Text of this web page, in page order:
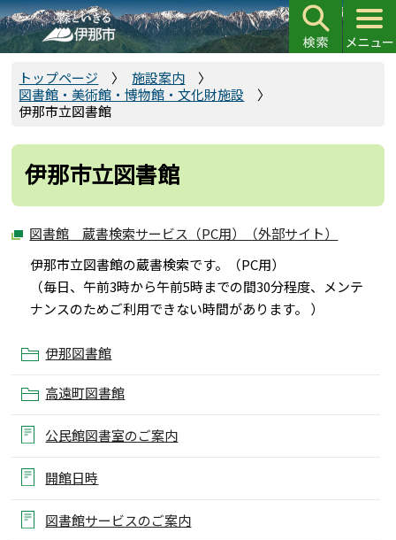
こ
の
ペ
先
トップページ
施設案内
図書館・美術館・博物館・文化財施設
伊那市立図書館
伊那市立図書館
図書館 蔵書検索サービス（PC用）（外部サイト）
伊那市立図書館の蔵書検索です。（PC用）
（毎日、午前3時から午前5時までの間30分程度、メンテ
ナンスのためご利用できない時間があります。 ）
伊那図書館
高遠町図書館
公民館図書室のご案内
開館日時
図書館サービスのご案内